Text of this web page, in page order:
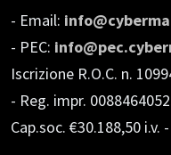
- Email:
- PEC:
Iscrizione R.O.C. n.
- Reg. impr.
Cap.soc. €30.188,50 i.v.